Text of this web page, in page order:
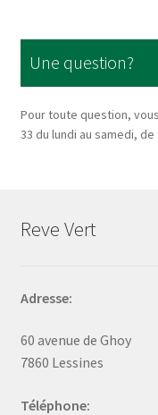
Une question?
Pour toute question,
33 du lundi au samedi, de
Reve Vert
Adresse:
60 avenue de Ghoy
7860 Lessines
Téléphone: